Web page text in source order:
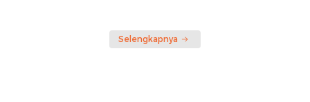
Selengkapnya